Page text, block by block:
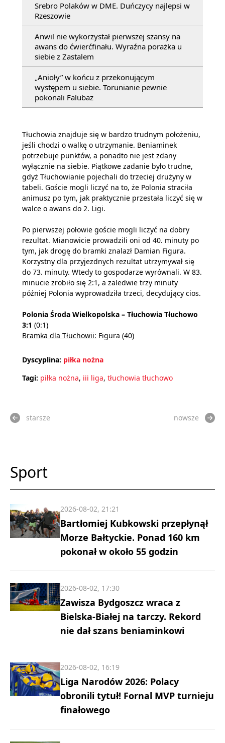
Srebro Polaków w DME. Duńczycy najlepsi w
Rzeszowie
Anwil nie wykorzystał pierwszej szansy na
awans do ćwierćfinału. Wyraźna porażka u
siebie z Zastalem
„Anioły” w końcu z przekonującym
występem u siebie. Torunianie pewnie
pokonali Falubaz
Tłuchowia znajduje się w bardzo trudnym położeniu,
jeśli chodzi o walkę o utrzymanie. Beniaminek
potrzebuje punktów, a ponadto nie jest zdany
wyłącznie na siebie. Piątkowe zadanie było trudne,
gdyż Tłuchowianie pojechali do trzeciej drużyny w
tabeli. Goście mogli liczyć na to, że Polonia straciła
animusz po tym, jak praktycznie przestała liczyć się w
walce o awans do 2. Ligi.
Po pierwszej połowie goście mogli liczyć na dobry
rezultat. Mianowicie prowadzili oni od 40. minuty po
tym, jak drogę do bramki znalazł Damian Figura.
Korzystny dla przyjezdnych rezultat utrzymywał się
do 73. minuty. Wtedy to gospodarze wyrównali. W 83.
minucie zrobiło się 2:1, a zaledwie trzy minuty
później Polonia wyprowadziła trzeci, decydujący cios.
Polonia Środa Wielkopolska – Tłuchowia Tłuchowo
3:1 (0:1)
Bramka dla Tłuchowii: Figura (40)
Dyscyplina: piłka nożna
Tagi: piłka nożna, iii liga, tłuchowia tłuchowo
starsze nowsze
Sport
Bartłomiej Kubkowski przepłynął
Morze Bałtyckie. Ponad 160 km
pokonał w około 55 godzin
2026-08-02, 21:21
Zawisza Bydgoszcz wraca z
Bielska-Białej na tarczy. Rekord
nie dał szans beniaminkowi
2026-08-02, 17:30
Liga Narodów 2026: Polacy
obronili tytuł! Fornal MVP turnieju
finałowego
2026-08-02, 16:19